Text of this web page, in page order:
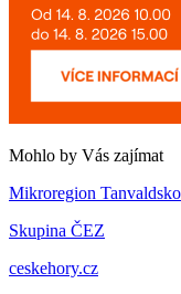
Mohlo by Vás zajímat
Mikroregion Tanvaldsko
Skupina ČEZ
ceskehory.cz